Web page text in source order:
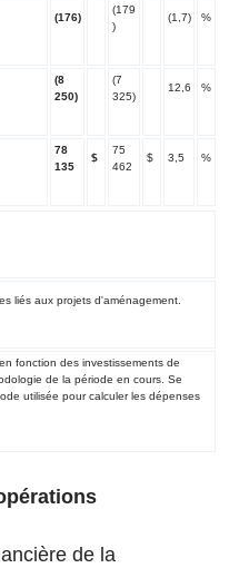
(176)
(179
)
(1,7) %
(8
250)
(7
325)
12,6 %
78
135
$
75
462
$ 3,5 %
liés aux projets d'aménagement.
fonction des investissements de
de la période en cours. Se
utilisée pour calculer les dépenses
de la